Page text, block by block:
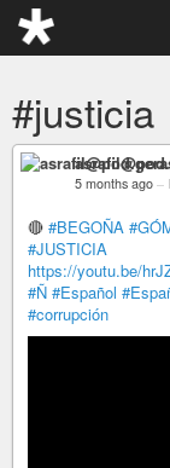
#justicia
5 months ago –
🔴 #BEGOÑA
#JUSTICIA
https://youtu.be/
#Ñ #Español
#corrupción